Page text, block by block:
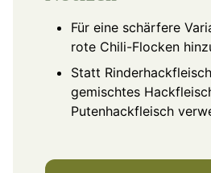
Für eine schärfere
rote Chili-Flocken
Statt
gemischtes
Putenhackfleisch